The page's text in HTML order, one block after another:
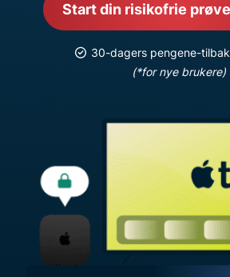
Start din risikofrie
30-dagers pengene-
(*for nye brukere)